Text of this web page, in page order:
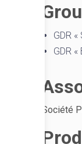
GDR
GDR
Société